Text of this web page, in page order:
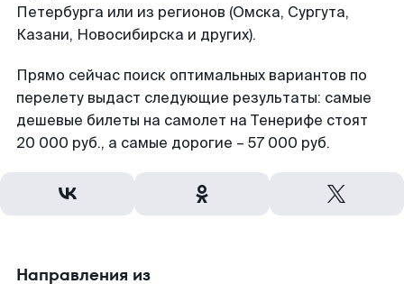
Петербурга или из регионов (Омска, Сургута,
Казани, Новосибирска и других).
Прямо сейчас поиск оптимальных вариантов по
перелету выдаст следующие результаты: самые
дешевые билеты на самолет на Тенерифе стоят
20 000 руб., а самые дорогие – 57 000 руб.
Направления из